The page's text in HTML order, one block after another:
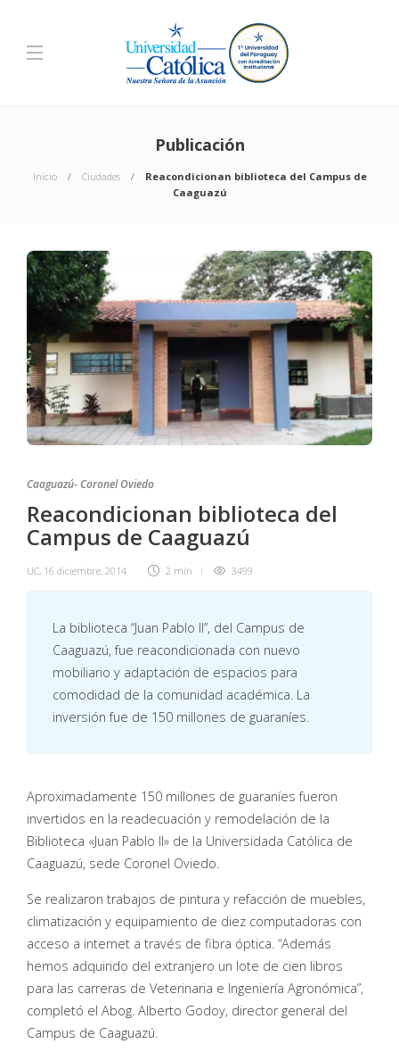
Publicación
Inicio Ciudades
Reacondicionan biblioteca del Campus de
Caaguazú
Caaguazú- Coronel Oviedo
Reacondicionan biblioteca del
Campus de Caaguazú
UC, 16 diciembre, 2014 2 min 3499
La biblioteca “Juan Pablo II”, del Campus de
Caaguazú, fue reacondicionada con nuevo
mobiliario y adaptación de espacios para
comodidad de la comunidad académica. La
inversión fue de 150 millones de guaraníes.
Aproximadamente 150 millones de guaraníes fueron
invertidos en la readecuación y remodelación de la
Biblioteca «Juan Pablo II» de la Universidada Católica de
Caaguazú, sede Coronel Oviedo.
Se realizaron trabajos de pintura y refacción de muebles,
climatización y equipamiento de diez computadoras con
acceso a internet a través de fibra óptica. “Además
hemos adquirido del extranjero un lote de cien libros
para las carreras de Veterinaria e Ingeniería Agronómica”,
completó el Abog. Alberto Godoy, director general del
Campus de Caaguazú.